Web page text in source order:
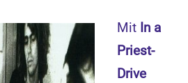
Mit In a
Priest-
Drive